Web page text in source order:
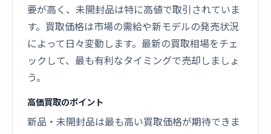
要が高く、未開封品は特に高値で取引されていま
す。買取価格は市場の需給や新モデルの発売状況
によって日々変動します。最新の買取相場をチェ
ックして、最も有利なタイミングで売却しましょ
う。
高価買取のポイント
新品・未開封品は最も高い買取価格が期待できま